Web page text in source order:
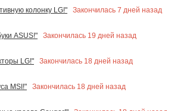
колонку LG!"
Закончилась 7 дней назад
ASUS!"
Закончилась 19 дней назад
LG!"
Закончилась 18 дней назад
MSI!"
Закончилась 18 дней назад